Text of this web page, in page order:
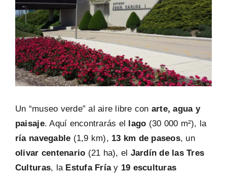
PREGUNTAS FRECUENTES
Un “museo verde” al aire libre con arte, agua y
paisaje. Aquí encontrarás el lago (30 000 m²), la
ría navegable (1,9 km), 13 km de paseos, un
olivar centenario (21 ha), el Jardín de las Tres
Culturas, la Estufa Fríay 19 esculturas